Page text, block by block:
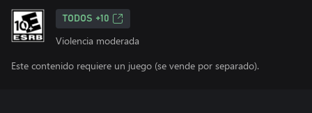
TODOS +10
Violencia moderada
Este contenido requiere un juego (se vende por separado).